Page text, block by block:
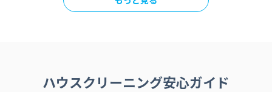
ハウスクリーニング安心ガイド